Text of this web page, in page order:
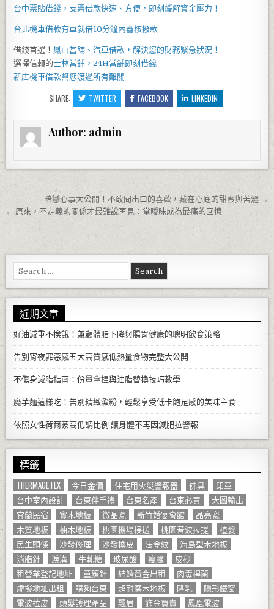
台中票貼借錢 ，支票借款快速、方便，即刻緩解資金壓力！
台北機車借款有車就借10分鐘內審核撥款
借錢首選！ 鳳山當舖 、汽車借款，解決您的財務緊急狀況！
選擇信賴的士林當鋪 ，24H當舖即刻借錢
新店機車借款幫您渡過所有難關
SHARE: TWITTER FACEBOOK LINKEDIN
Author: admin
文章導覽暗戀心事大公開！不敢問出口的喜歡，藏在心底的甜蜜與苦澀 →
← 原來，不定義的關係才最難說再見：當曖昧成為最痛的回憶
Search for:
近期文章
好油減重不挨餓！兼顧體脂下降與腸胃健康的聰明飲食策略
告別宵夜罪惡感五大高質感低熱量食物完整大公開
不傷身減脂指南：份量拿捏與油脂替換技巧教學
魔芋麵這樣吃！告別精緻澱粉，輕鬆享受低卡飽足感的美味主食
依照女性荷爾蒙高低調比例 讓身體不再因減肥拉警報
標籤
THERMAGE FLX 今日金價 住宅用火災警報器 佛具
印章
台中室內設計
台東伴手禮 台東名產 台東必買
大圖輸出
宜蘭民宿
實木地板 微晶瓷 新竹婚宴會館
晶亮瓷
木質地板
柚木地板 桃園機場接送 桃園音波拉提
植髮
民生頭條
沙發修理 沙發換皮 法令紋
海島型木地板
消脂針
淚溝 牛軋糖 玻尿酸 瘦臉
皮秒
租營業登記地址
童顏針 結婚黃金出租
肉毒桿菌
虛擬地址出租
購夠台東 超耐磨木地板 隆乳
隱形鐵窗
電波拉皮
頭髮護理產品 飄眉 飾金買賣 鳳凰電波